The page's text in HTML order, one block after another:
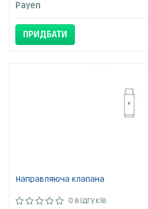
Payen
ПРИДБАТИ
Направляюча клапана
0 відгуків